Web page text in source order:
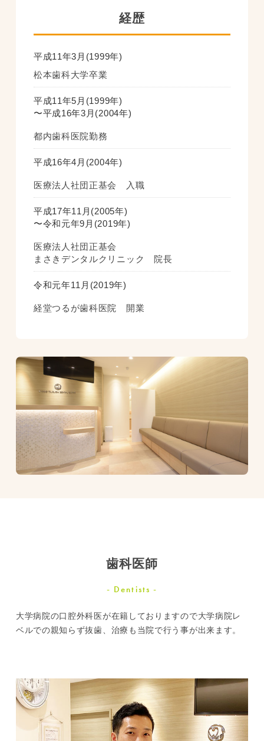
経歴
平成11年3月(1999年)
松本歯科大学卒業
平成11年5月(1999年)
〜平成16年3月(2004年)
都内歯科医院勤務
平成16年4月(2004年)
医療法人社団正基会 入職
平成17年11月(2005年)
〜令和元年9月(2019年)
医療法人社団正基会
まさきデンタルクリニック 院長
令和元年11月(2019年)
経堂つるが歯科医院 開業
歯科医師
Dentists
大学病院の口腔外科医が在籍しておりますので大学病院レ
ベルでの親知らず抜歯、治療も当院で行う事が出来ます。